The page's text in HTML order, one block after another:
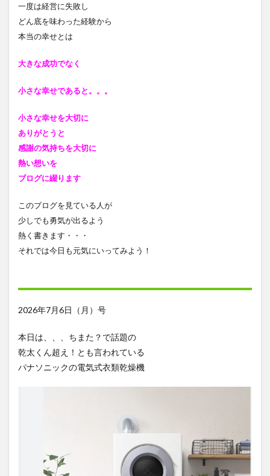
一度は経営に失敗し
どん底を味わった経験から
本当の幸せとは
大きな成功でなく
小さな幸せであると。。。
小さな幸せを大切に
ありがとうと
感謝の気持ちを大切に
熱い想いを
ブログに綴ります
このブログを見ている人が
少しでも勇気が出るよう
熱く書きます・・・
それでは今日も元気にいってみよう！
2026年7月6日（月）号
本日は、、、ちまた？で話題の
乾太くん超え！とも言われている
パナソニックの電気式衣類乾燥機